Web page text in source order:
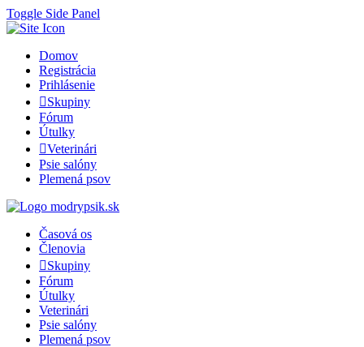
Toggle Side Panel
Domov
Registrácia
Prihlásenie
Skupiny
Fórum
Útulky
Veterinári
Psie salóny
Plemená psov
Časová os
Členovia
Skupiny
Fórum
Útulky
Veterinári
Psie salóny
Plemená psov